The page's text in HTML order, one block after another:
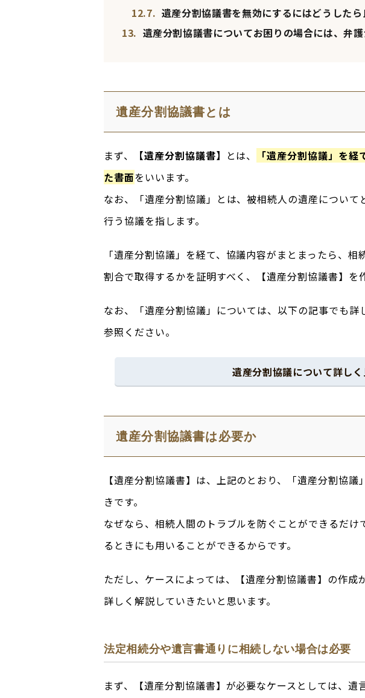
12.7. 遺産分割協議書を無効にするにはどうしたら
13. 遺産分割協議書についてお困りの場合には、弁
遺産分割協議書とは
まず、 【遺産分割協議書】 とは、
「遺産分割協議」を
た書面をいいます。
なお、「遺産分割協議」とは、被相続人の遺産につい
行う協議を指します。
「遺産分割協議」を経て、協議内容がまとまったら、
割合で取得するかを証明すべく、【遺産分割協議書】を
なお、「遺産分割協議」については、以下の記事でも
参照ください。
遺産分割協議について詳しく
遺産分割協議書は必要か
【遺産分割協議書】は、上記のとおり、「遺産分割協
きです。
なぜなら、相続人間のトラブルを防ぐことができるだ
るときにも用いることができるからです。
ただし、ケースによっては、【遺産分割協議書】の作成
詳しく解説していきたいと思います。
法定相続分や遺言書通りに相続しない場合は必要
まず、【遺産分割協議書】が必要なケースとしては、